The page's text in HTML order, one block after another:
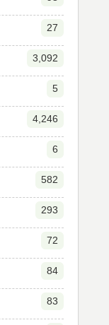
27
3,092
5
4,246
6
582
293
72
84
83